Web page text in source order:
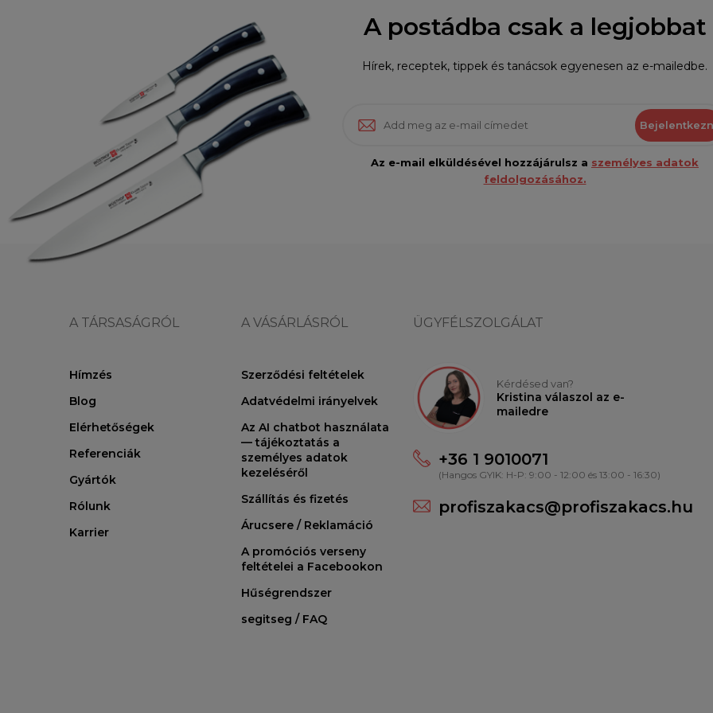
A postádba csak a legjobbat
Hírek, receptek, tippek és tanácsok egyenesen az e-mailedbe.
Az e-mail elküldésével hozzájárulsz a személyes adatok
feldolgozásához.
A TÁRSASÁGRÓL
Hímzés
Blog
Elérhetőségek
Referenciák
Gyártók
Rólunk
Karrier
A VÁSÁRLÁSRÓL
Szerződési feltételek
Adatvédelmi irányelvek
Az AI chatbot használata
— tájékoztatás a
személyes adatok
kezeléséről
Szállítás és fizetés
Árucsere / Reklamáció
A promóciós verseny
feltételei a Facebookon
Hűségrendszer
segitseg / FAQ
ÜGYFÉLSZOLGÁLAT
Kérdésed van?
Kristina válaszol az e-
mailedre
+36 1 9010071
(Hangos GYIK: H-P: 9:00 - 12:00 és 13:00 - 16:30)
profiszakacs@profiszakacs.hu